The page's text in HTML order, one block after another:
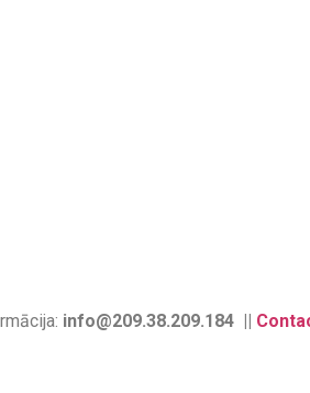
info@209.38.209.184 ||